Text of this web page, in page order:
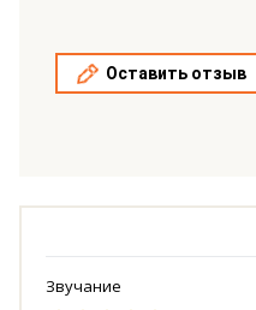
Оставить отзыв
Звучание